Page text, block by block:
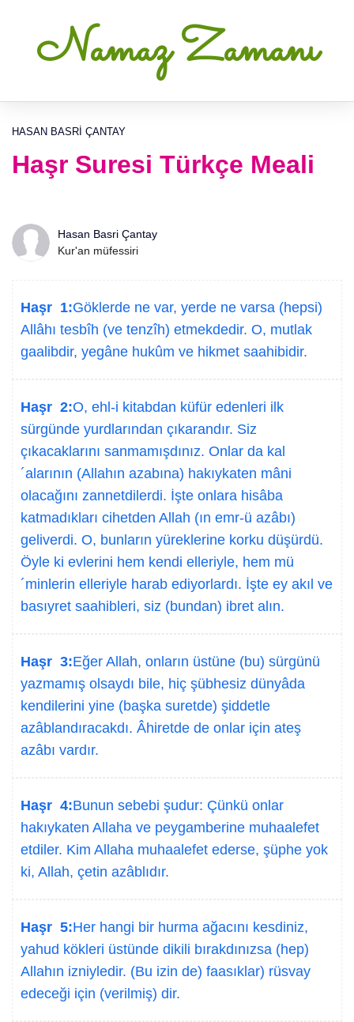
Namaz Zamanı
HASAN BASRI ÇANTAY
Haşr Suresi Türkçe Meali
Hasan Basri Çantay
Kur'an müfessiri
Haşr 1:Göklerde ne var, yerde ne varsa (hepsi)
Allâhı tesbîh (ve tenzîh) etmekdedir. O, mutlak
gaalibdir, yegâne hukûm ve hikmet saahibidir.
Haşr 2:O, ehl-i kitabdan küfür edenleri ilk
sürgünde yurdlarından çıkarandır. Siz
çıkacaklarını sanmamışdınız. Onlar da kal
´alarının (Allahın azabına) hakıykaten mâni
olacağını zannetdilerdi. İşte onlara hisâba
katmadıkları cihetden Allah (ın emr-ü azâbı)
geliverdi. O, bunların yüreklerine korku düşürdü.
Öyle ki evlerini hem kendi elleriyle, hem mü
´minlerin elleriyle harab ediyorlardı. İşte ey akıl ve
basıyret saahibleri, siz (bundan) ibret alın.
Haşr 3:Eğer Allah, onların üstüne (bu) sürgünü
yazmamış olsaydı bile, hiç şübhesiz dünyâda
kendilerini yine (başka suretde) şiddetle
azâblandıracakdı. Âhiretde de onlar için ateş
azâbı vardır.
Haşr 4:Bunun sebebi şudur: Çünkü onlar
hakıykaten Allaha ve peygamberine muhaalefet
etdiler. Kim Allaha muhaalefet ederse, şüphe yok
ki, Allah, çetin azâblıdır.
Haşr 5:Her hangi bir hurma ağacını kesdiniz,
yahud kökleri üstünde dikili bırakdınızsa (hep)
Allahın izniyledir. (Bu izin de) faasıklar) rüsvay
edeceği için (verilmiş) dir.